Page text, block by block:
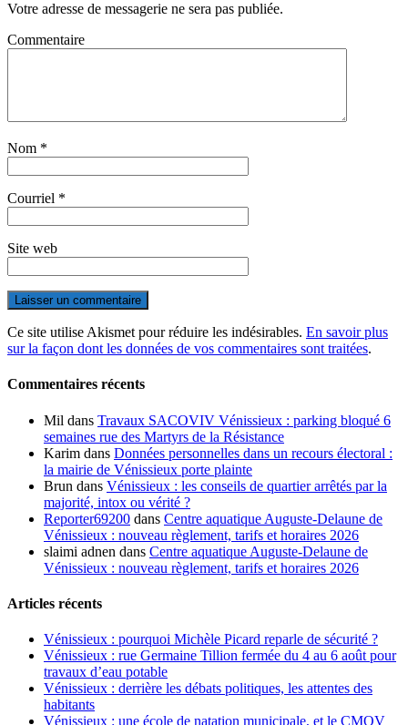
Votre adresse de messagerie ne sera pas publiée.
Commentaire
Nom *
Courriel *
Site web
Ce site utilise Akismet pour réduire les indésirables. En savoir plus
sur la façon dont les données de vos commentaires sont traitées.
Commentaires récents
Mil dans Travaux SACOVIV Vénissieux : parking bloqué 6
semaines rue des Martyrs de la Résistance
Karim dans Données personnelles dans un recours électoral :
la mairie de Vénissieux porte plainte
Brun dans Vénissieux : les conseils de quartier arrêtés par la
majorité, intox ou vérité ?
Reporter69200 dans Centre aquatique Auguste-Delaune de
Vénissieux : nouveau règlement, tarifs et horaires 2026
slaimi adnen dans Centre aquatique Auguste-Delaune de
Vénissieux : nouveau règlement, tarifs et horaires 2026
Articles récents
Vénissieux : pourquoi Michèle Picard reparle de sécurité ?
Vénissieux : rue Germaine Tillion fermée du 4 au 6 août pour
travaux d’eau potable
Vénissieux : derrière les débats politiques, les attentes des
habitants
Vénissieux : une école de natation municipale, et le CMOV